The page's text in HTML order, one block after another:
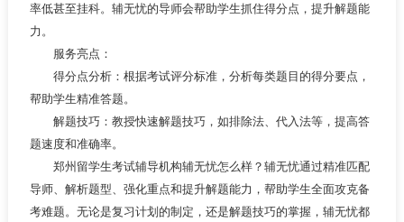
率低甚至挂科。辅无忧的导师会帮助学生抓住得分点，提升解题能
力。
服务亮点：
得分点分析：根据考试评分标准，分析每类题目的得分要点，
帮助学生精准答题。
解题技巧：教授快速解题技巧，如排除法、代入法等，提高答
题速度和准确率。
郑州留学生考试辅导机构辅无忧怎么样？辅无忧通过精准匹配
导师、解析题型、强化重点和提升解题能力，帮助学生全面攻克备
考难题。无论是复习计划的制定，还是解题技巧的掌握，辅无忧都